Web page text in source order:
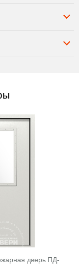
дверь ПД-